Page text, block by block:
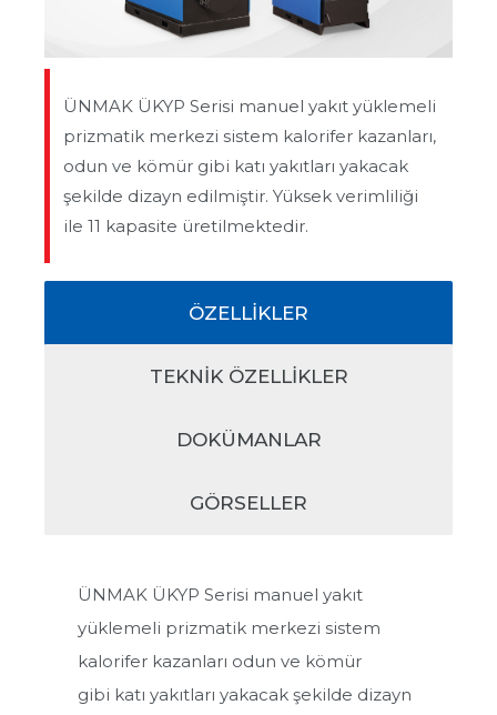
ÜNMAK ÜKYP Serisi manuel yakıt yüklemeli
prizmatik merkezi sistem kalorifer kazanları,
odun ve kömür gibi katı yakıtları yakacak
şekilde dizayn edilmiştir. Yüksek verimliliği
ile 11 kapasite üretilmektedir.
ÖZELLİKLER
TEKNİK ÖZELLIKLER
DOKÜMANLAR
GÖRSELLER
ÜNMAK ÜKYP Serisi manuel yakıt
yüklemeli prizmatik merkezi sistem
kalorifer kazanları odun ve kömür
gibi katı yakıtları yakacak şekilde dizayn